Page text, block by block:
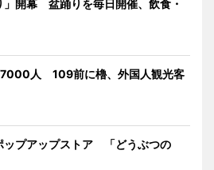
」開幕 盆踊りを毎日開催、飲食・
7000人 109前に櫓、外国人観光客
ップアップストア 「どうぶつの